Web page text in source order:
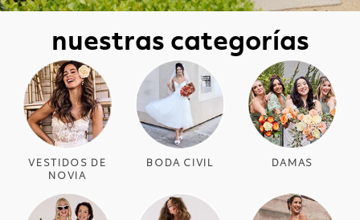
nuestras categorías
VESTIDOS DE
NOVIA
BODA CIVIL DAMAS